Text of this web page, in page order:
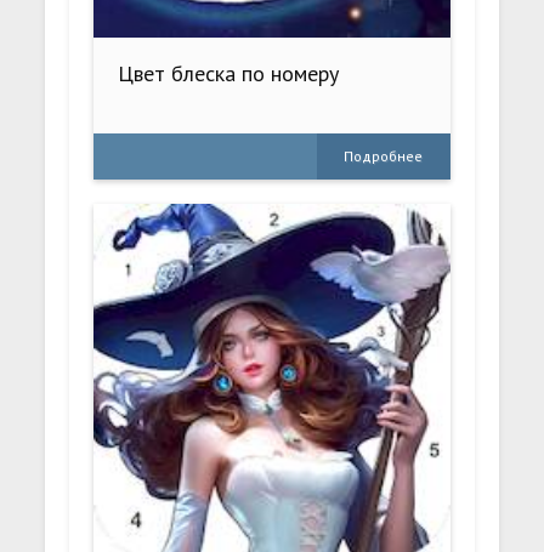
Цвет блеска по номеру
Подробнее